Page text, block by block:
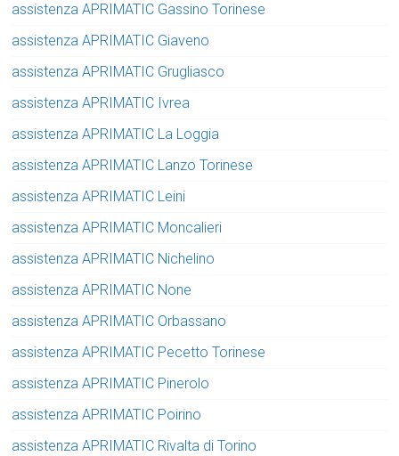
assistenza APRIMATIC Gassino Torinese
assistenza APRIMATIC Giaveno
assistenza APRIMATIC Grugliasco
assistenza APRIMATIC Ivrea
assistenza APRIMATIC La Loggia
assistenza APRIMATIC Lanzo Torinese
assistenza APRIMATIC Leini
assistenza APRIMATIC Moncalieri
assistenza APRIMATIC Nichelino
assistenza APRIMATIC None
assistenza APRIMATIC Orbassano
assistenza APRIMATIC Pecetto Torinese
assistenza APRIMATIC Pinerolo
assistenza APRIMATIC Poirino
assistenza APRIMATIC Rivalta di Torino